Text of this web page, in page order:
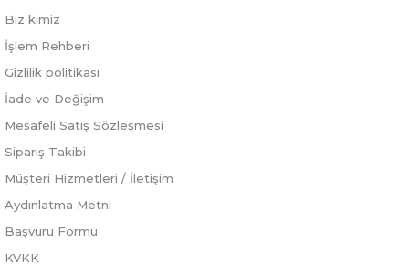
Biz kimiz
İşlem Rehberi
Gizlilik politikası
İade ve Değişim
Mesafeli Satış Sözleşmesi
Sipariş Takibi
Müşteri Hizmetleri / İletişim
Aydınlatma Metni
Başvuru Formu
KVKK